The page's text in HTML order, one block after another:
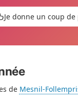
Je donne un coup de
de Mesnil-